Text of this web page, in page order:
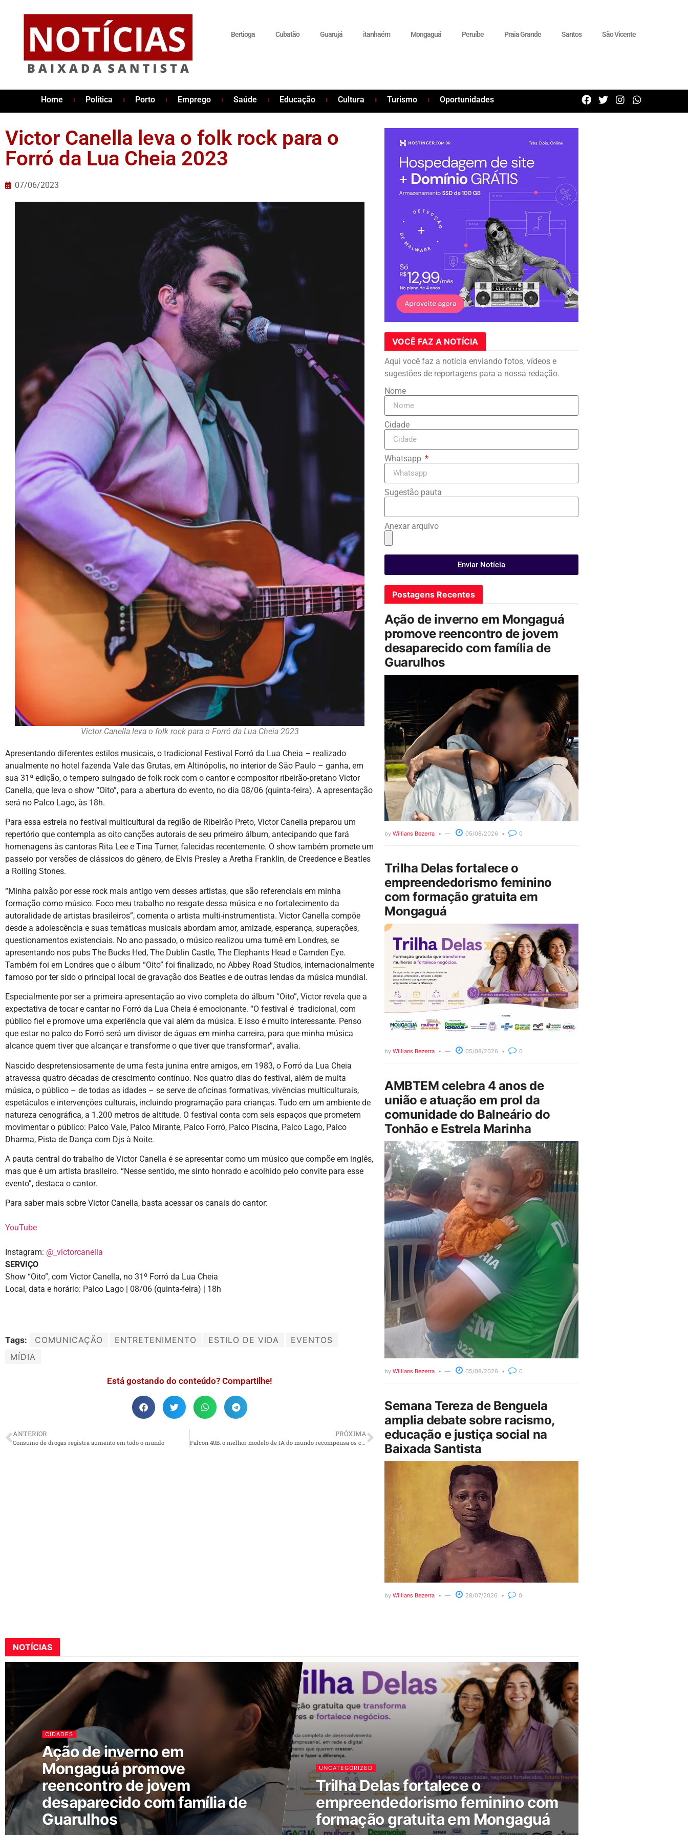
Bertioga Cubatão Guarujá itanhaém Mongaguá Peruíbe Praia Grande Santos São Vicente
Home Política Porto Emprego Saúde Educação Cultura Turismo Oportunidades
Victor Canella leva o folk rock para o
Forró da Lua Cheia 2023
07/06/2023
Victor Canella leva o folk rock para o Forró da Lua Cheia 2023
Apresentando diferentes estilos musicais, o tradicional Festival Forró da Lua Cheia – realizado
anualmente no hotel fazenda Vale das Grutas, em Altinópolis, no interior de São Paulo – ganha, em
sua 31ª edição, o tempero suingado de folk rock com o cantor e compositor ribeirão-pretano Victor
Canella, que leva o show “Oito”, para a abertura do evento, no dia 08/06 (quinta-feira). A apresentação
será no Palco Lago, às 18h.
Para essa estreia no festival multicultural da região de Ribeirão Preto, Victor Canella preparou um
repertório que contempla as oito canções autorais de seu primeiro álbum, antecipando que fará
homenagens às cantoras Rita Lee e Tina Turner, falecidas recentemente. O show também promete um
passeio por versões de clássicos do gênero, de Elvis Presley a Aretha Franklin, de Creedence e Beatles
a Rolling Stones.
“Minha paixão por esse rock mais antigo vem desses artistas, que são referenciais em minha
formação como músico. Foco meu trabalho no resgate dessa música e no fortalecimento da
autoralidade de artistas brasileiros”, comenta o artista multi-instrumentista. Victor Canella compõe
desde a adolescência e suas temáticas musicais abordam amor, amizade, esperança, superações,
questionamentos existenciais. No ano passado, o músico realizou uma turnê em Londres, se
apresentando nos pubs The Bucks Hed, The Dublin Castle, The Elephants Head e Camden Eye.
Também foi em Londres que o álbum “Oito” foi finalizado, no Abbey Road Studios, internacionalmente
famoso por ter sido o principal local de gravação dos Beatles e de outras lendas da música mundial.
Especialmente por ser a primeira apresentação ao vivo completa do álbum “Oito”, Victor revela que a
expectativa de tocar e cantar no Forró da Lua Cheia é emocionante. “O festival é tradicional, com
público fiel e promove uma experiência que vai além da música. E isso é muito interessante. Penso
que estar no palco do Forró será um divisor de águas em minha carreira, para que minha música
alcance quem tiver que alcançar e transforme o que tiver que transformar”, avalia.
Nascido despretensiosamente de uma festa junina entre amigos, em 1983, o Forró da Lua Cheia
atravessa quatro décadas de crescimento contínuo. Nos quatro dias do festival, além de muita
música, o público – de todas as idades – se serve de oficinas formativas, vivências multiculturais,
espetáculos e intervenções culturais, incluindo programação para crianças. Tudo em um ambiente de
natureza cenográfica, a 1.200 metros de altitude. O festival conta com seis espaços que prometem
movimentar o público: Palco Vale, Palco Mirante, Palco Forró, Palco Piscina, Palco Lago, Palco
Dharma, Pista de Dança com Djs à Noite.
A pauta central do trabalho de Victor Canella é se apresentar como um músico que compõe em inglês,
mas que é um artista brasileiro. “Nesse sentido, me sinto honrado e acolhido pelo convite para esse
evento”, destaca o cantor.
Para saber mais sobre Victor Canella, basta acessar os canais do cantor:
YouTube
Instagram: @_victorcanella
SERVIÇO
Show “Oito”, com Victor Canella, no 31º Forró da Lua Cheia
Local, data e horário: Palco Lago | 08/06 (quinta-feira) | 18h
Tags: COMUNICAÇÃO ENTRETENIMENTO ESTILO DE VIDA
EVENTOS
MÍDIA
Está gostando do conteúdo? Compartilhe!
ANTERIOR
Consumo de drogas registra aumento em todo o mundo
PRÓXIMA
Falcon 40B: o melhor modelo de IA do mundo recompensa os casos de uso mais criativos em uma convocatória de propostas com treinamento em performance de computação
VOCÊ FAZ A NOTÍCIA
Aqui você faz a notícia enviando fotos, vídeos e
sugestões de reportagens para a nossa redação.
Nome
Cidade
Whatsapp
Sugestão pauta
Anexar arquivo
Enviar Notícia
Postagens Recentes
Ação de inverno em Mongaguá
promove reencontro de jovem
desaparecido com família de
Guarulhos
by Willians Bezerra 05/08/2026 0
Trilha Delas fortalece o
empreendedorismo feminino
com formação gratuita em
Mongaguá
by Willians Bezerra 05/08/2026 0
AMBTEM celebra 4 anos de
união e atuação em prol da
comunidade do Balneário do
Tonhão e Estrela Marinha
by Willians Bezerra 05/08/2026 0
Semana Tereza de Benguela
amplia debate sobre racismo,
educação e justiça social na
Baixada Santista
by Willians Bezerra 28/07/2026 0
NOTÍCIAS
CIDADES
Ação de inverno em
Mongaguá promove
reencontro de jovem
desaparecido com família de
Guarulhos
UNCATEGORIZED
Trilha Delas fortalece o
empreendedorismo feminino com
formação gratuita em Mongaguá